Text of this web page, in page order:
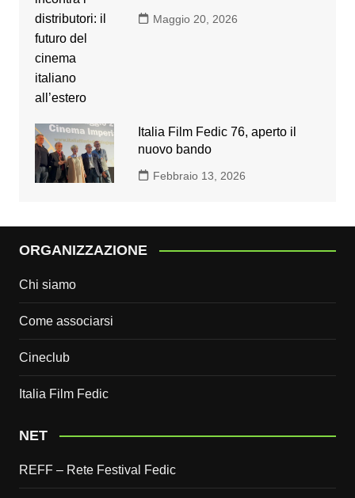
Maggio 20, 2026
Italia Film Fedic 76, aperto il
nuovo bando
Febbraio 13, 2026
ORGANIZZAZIONE
Chi siamo
Come associarsi
Cineclub
Italia Film Fedic
NET
REFF – Rete Festival Fedic